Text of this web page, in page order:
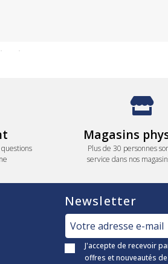
Magasins
Plus de 30 personnes
service dans nos
Newsletter
J'accepte de recevoir
offres et nouveautés